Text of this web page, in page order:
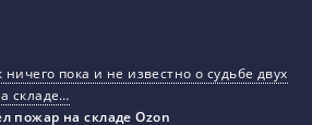
пока и не известно о судьбе двух
складе…
пожар на складе Ozon